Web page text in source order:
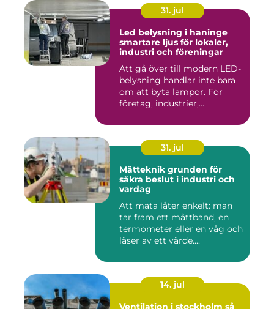
31. jul
Led belysning i haninge
smartare ljus för lokaler,
industri och föreningar
Att gå över till modern LED-
belysning handlar inte bara
om att byta lampor. För
företag, industrier,...
31. jul
Mätteknik grunden för
säkra beslut i industri och
vardag
Att mäta låter enkelt: man
tar fram ett måttband, en
termometer eller en våg och
läser av ett värde....
14. jul
Ventilation i stockholm så